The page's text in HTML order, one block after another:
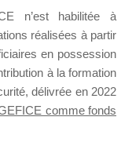
de
à l’Appel à
n’est habilitée à
réalisées à partir
en possession
à la formation
délivrée en 2022
comme fonds